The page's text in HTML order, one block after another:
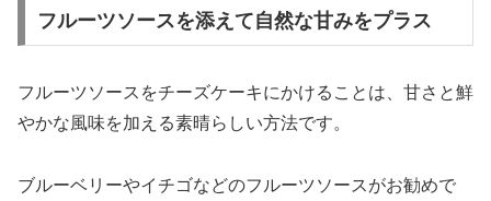
フルーツソースを添えて自然な甘みをプラス
フルーツソースをチーズケーキにかけることは、甘さと鮮
やかな風味を加える素晴らしい方法です。
ブルーベリーやイチゴなどのフルーツソースがお勧めで